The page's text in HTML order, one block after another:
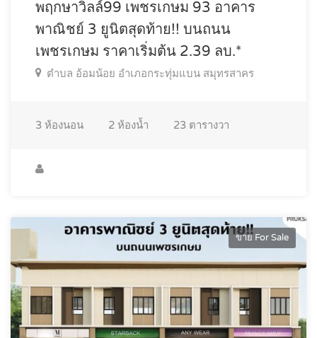
พฤกษาวิลล์99 เพชรเกษม 93 อาคาร
พาณิชย์ 3 ยูนิตสุดท้าย!! บนถนน
เพชรเกษม ราคาเริ่มต้น 2.39 ลบ.*
ตำบล อ้อมน้อย อำเภอกระทุ่มแบน สมุทรสาคร
3 ห้องนอน 2 ห้องน้ำ 23 ตารางวา
ขาย For Sale